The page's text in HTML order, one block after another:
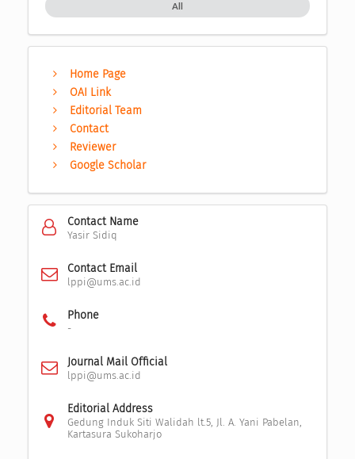
All
Home Page
OAI Link
Editorial Team
Contact
Reviewer
Google Scholar
Contact Name
Yasir Sidiq
Contact Email
lppi@ums.ac.id
Phone
-
Journal Mail Official
lppi@ums.ac.id
Editorial Address
Gedung Induk Siti Walidah lt.5, Jl. A. Yani Pabelan,
Kartasura Sukoharjo